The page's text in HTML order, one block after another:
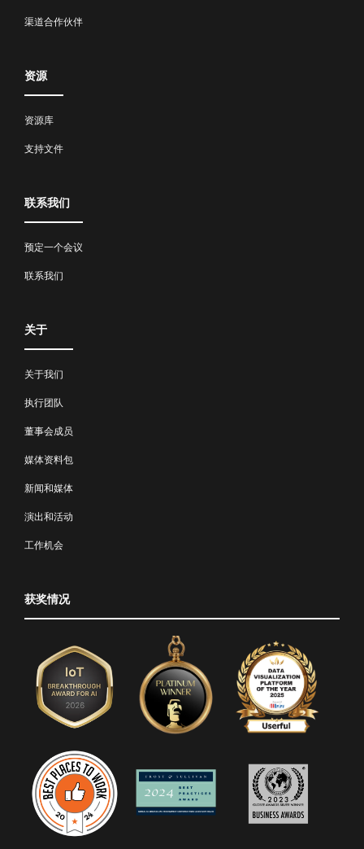
渠道合作伙伴
资源
资源库
支持文件
联系我们
预定一个会议
联系我们
关于
关于我们
执行团队
董事会成员
媒体资料包
新闻和媒体
演出和活动
工作机会
获奖情况